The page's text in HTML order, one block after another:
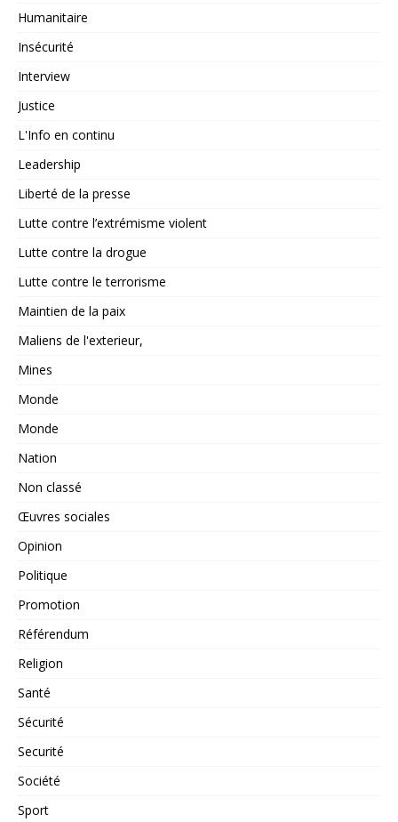
Humanitaire
Insécurité
Interview
Justice
L'Info en continu
Leadership
Liberté de la presse
Lutte contre l’extrémisme violent
Lutte contre la drogue
Lutte contre le terrorisme
Maintien de la paix
Maliens de l'exterieur,
Mines
Monde
Monde
Nation
Non classé
Œuvres sociales
Opinion
Politique
Promotion
Référendum
Religion
Santé
Sécurité
Securité
Société
Sport